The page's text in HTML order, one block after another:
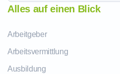
Alles auf einen Blick
Arbeitgeber
Arbeitsvermittlung
Ausbildung